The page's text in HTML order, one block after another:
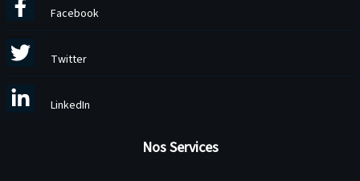
Facebook
Twitter
LinkedIn
Nos Services